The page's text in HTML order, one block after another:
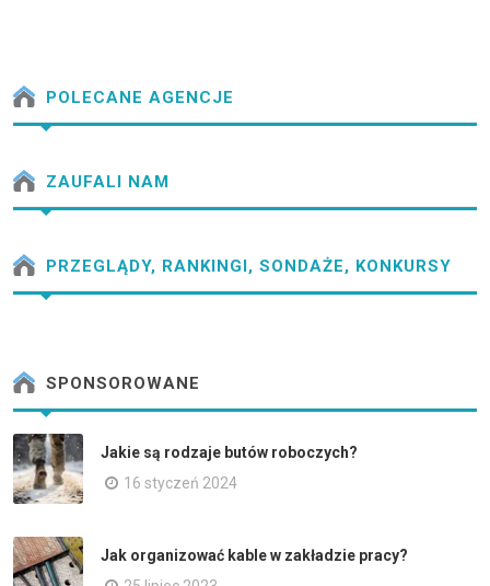
POLECANE AGENCJE
ZAUFALI NAM
PRZEGLĄDY, RANKINGI, SONDAŻE, KONKURSY
SPONSOROWANE
Jakie są rodzaje butów roboczych?
16 styczeń 2024
Jak organizować kable w zakładzie pracy?